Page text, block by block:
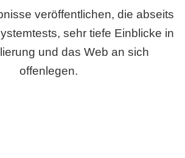
veröffentlichen, die abseits
sehr tiefe Einblicke in
und das Web an sich
offenlegen.